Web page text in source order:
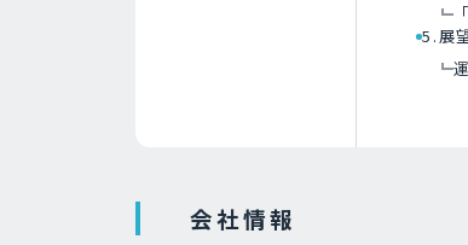
5.展
会社情報